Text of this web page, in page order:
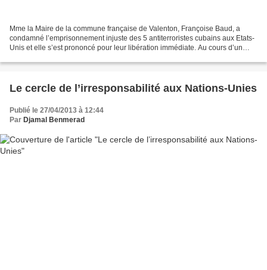
Mme la Maire de la commune française de Valenton, Françoise Baud, a
condamné l’emprisonnement injuste des 5 antiterroristes cubains aux Etats-
Unis et elle s’est prononcé pour leur libération immédiate. Au cours d’un
Le cercle de l’irresponsabilité aux Nations-Unies
Publié le 27/04/2013 à 12:44
Par Djamal Benmerad